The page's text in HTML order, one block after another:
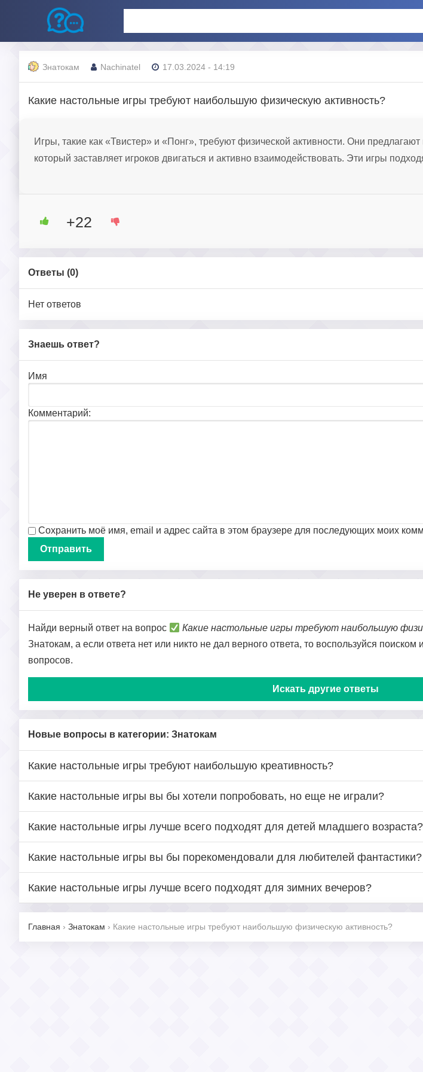
Знатокам Nachinatel 17.03.2024 - 14:19
Какие настольные игры требуют наибольшую физическую активность?
Игры, такие как «Твистер» и «Понг», требуют физической активности. Они
который заставляет игроков двигаться и активно взаимодействовать. Эти игры
+22
Ответы (0)
Нет ответов
Знаешь ответ?
Имя
Комментарий:
Сохранить моё имя, email и адрес сайта в этом браузере для последующих моих
Не уверен в ответе?
Найди верный ответ на вопрос Какие настольные игры требуют наибольшую
Знатокам, а если ответа нет или никто не дал верного ответа, то воспользуйся
вопросов.
Искать другие ответы
Новые вопросы в категории: Знатокам
Какие настольные игры требуют наибольшую креативность?
Какие настольные игры вы бы хотели попробовать, но еще не играли?
Какие настольные игры лучше всего подходят для детей младшего возраста?
Какие настольные игры вы бы порекомендовали для любителей фантастики?
Какие настольные игры лучше всего подходят для зимних вечеров?
Главная › Знатокам › Какие настольные игры требуют наибольшую физическую активность?